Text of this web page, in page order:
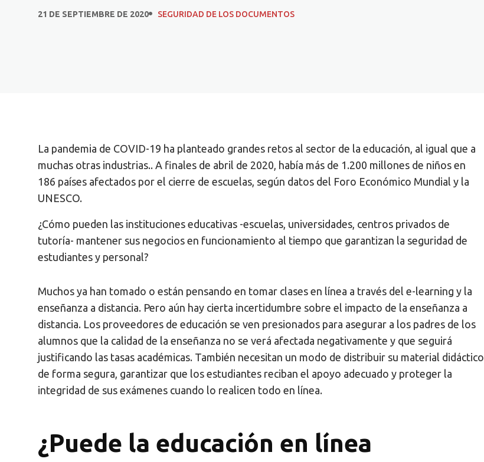
21 DE SEPTIEMBRE DE 2020 SEGURIDAD DE LOS DOCUMENTOS
La pandemia de COVID-19 ha planteado grandes retos al sector de la educación, al igual que a
muchas otras industrias.. A finales de abril de 2020, había más de 1.200 millones de niños en
186 países afectados por el cierre de escuelas, según datos del Foro Económico Mundial y la
UNESCO.
¿Cómo pueden las instituciones educativas -escuelas, universidades, centros privados de
tutoría- mantener sus negocios en funcionamiento al tiempo que garantizan la seguridad de
estudiantes y personal?
Muchos ya han tomado o están pensando en tomar clases en línea a través del e-learning y la
enseñanza a distancia. Pero aún hay cierta incertidumbre sobre el impacto de la enseñanza a
distancia. Los proveedores de educación se ven presionados para asegurar a los padres de los
alumnos que la calidad de la enseñanza no se verá afectada negativamente y que seguirá
justificando las tasas académicas. También necesitan un modo de distribuir su material didáctico
de forma segura, garantizar que los estudiantes reciban el apoyo adecuado y proteger la
integridad de sus exámenes cuando lo realicen todo en línea.
¿Puede la educación en línea